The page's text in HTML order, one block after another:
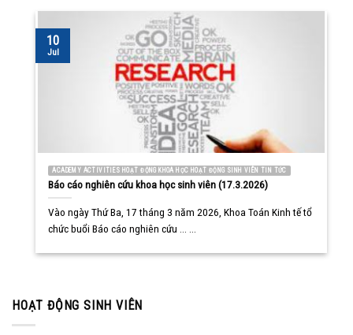
ACADEMY ACTIVITIES HOẠT ĐỘNG KHOA HỌC HOẠT ĐỘNG SINH VIÊN TIN TỨC
Báo cáo nghiên cứu khoa học sinh viên (17.3.2026)
Vào ngày Thứ Ba, 17 tháng 3 năm 2026, Khoa Toán Kinh tế tổ
chức buổi Báo cáo nghiên cứu ... ...
10
Jul
HOẠT ĐỘNG SINH VIÊN